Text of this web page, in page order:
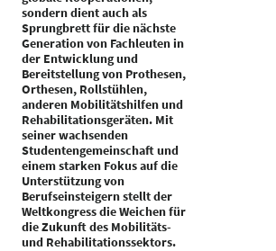
sondern dient auch als
Sprungbrett für die nächste
Generation von Fachleuten in
der Entwicklung und
Bereitstellung von Prothesen,
Orthesen, Rollstühlen,
anderen Mobilitätshilfen und
Rehabilitationsgeräten. Mit
seiner wachsenden
Studentengemeinschaft und
einem starken Fokus auf die
Unterstützung von
Berufseinsteigern stellt der
Weltkongress die Weichen für
die Zukunft des Mobilitäts-
und Rehabilitationssektors.